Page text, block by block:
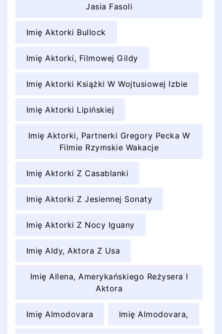
Jasia Fasoli
Imię Aktorki Bullock
Imię Aktorki, Filmowej Gildy
Imię Aktorki Książki W Wojtusiowej Izbie
Imię Aktorki Lipińskiej
Imię Aktorki, Partnerki Gregory Pecka W
Filmie Rzymskie Wakacje
Imię Aktorki Z Casablanki
Imię Aktorki Z Jesiennej Sonaty
Imię Aktorki Z Nocy Iguany
Imię Aldy, Aktora Z Usa
Imię Allena, Amerykańskiego Reżysera I
Aktora
Imię Almodovara Imię Almodovara,